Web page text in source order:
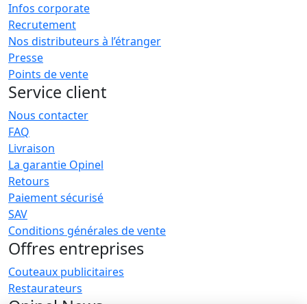
Infos corporate
Recrutement
Nos distributeurs à l’étranger
Presse
Points de vente
Service client
Nous contacter
FAQ
Livraison
La garantie Opinel
Retours
Paiement sécurisé
SAV
Conditions générales de vente
Offres entreprises
Couteaux publicitaires
Restaurateurs